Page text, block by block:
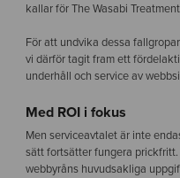
kallar för The Wasabi
För att undvika dessa
vi därför tagit fram ett
underhåll och service av
Med ROI i fokus
Men serviceavtalet är inte
sätt fortsätter fungera
webbyråns huvudsakliga